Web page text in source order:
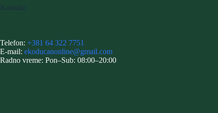
Kontakt:
Telefon: +381 64 322 7751
E-mail: ekoducanonline@gmail.com
Radno vreme: Pon–Sub: 08:00–20:00